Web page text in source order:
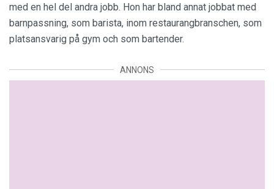
med en hel del andra jobb. Hon har bland annat jobbat med
barnpassning, som barista, inom restaurangbranschen, som
platsansvarig på gym och som bartender.
ANNONS